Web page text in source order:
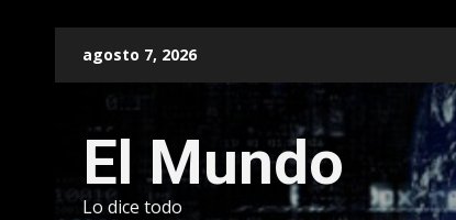
agosto 7, 2026
El Mundo
Lo dice todo